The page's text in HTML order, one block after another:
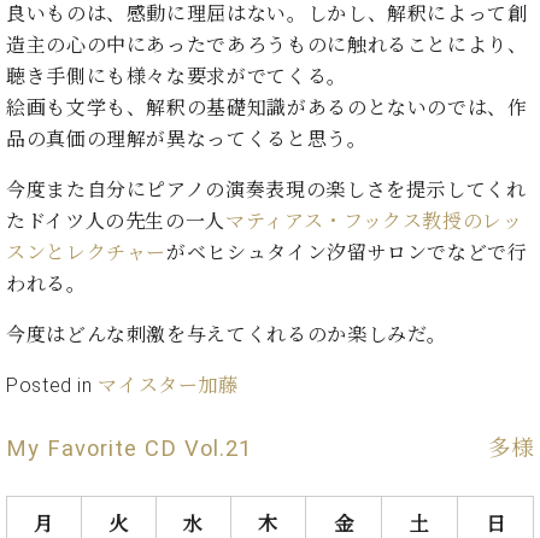
タ
イ
ン
レ
ジ
ン
ス
ヒ
ュ
ノ
製
造
番
号
タ
イ
ン
を
弾
く
に
ベ
ヒ
ュ
イ
シ
ー
レ
ャ
ン
ペ
ー
ン
コ
ン
サ
ー
ッ
ン
ベ
ン
店
舗・
サ
ロ
ン・
律
に
学
ぶ
方
ま
大
歓
ベヒ
タイ
ン・
ーレ
教室
会
社
内
問
せ
良いものは、感動に理屈はない。しかし、解釈によって創
造主の心の中にあったであろうものに触れることにより、
聴き手側にも様々な要求がでてくる。
絵画も文学も、解釈の基礎知識があるのとないのでは、作
品の真価の理解が異なってくると思う。
今度また自分にピアノの演奏表現の楽しさを提示してくれ
たドイツ人の先生の一人 マティアス・フックス教授のレッ
スンとレクチャー がベヒシュタイン汐留サロンでなどで行
われる。
今度はどんな刺激を与えてくれるのか楽しみだ。
Posted in マイスター加藤
My Favorite CD Vol.21 多様
月 火 水 木 金 土 日